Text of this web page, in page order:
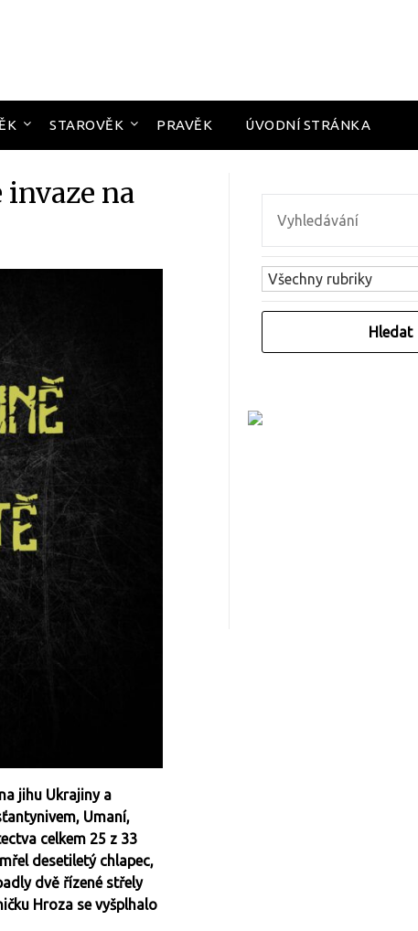
STAROVĚK PRAVĚK ÚVODNÍ STRÁNKA
na
jihu Ukrajiny a
Umaní,
celkem 25 z 33
desetiletý chlapec,
dvě řízené střely
Hroza se vyšplhalo